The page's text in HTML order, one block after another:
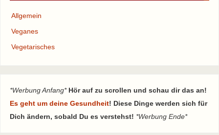
Allgemein
Veganes
Vegetarisches
*Werbung Anfang* Hör auf zu scrollen und schau dir das an!
Es geht um deine Gesundheit! Diese Dinge werden sich für
Dich ändern, sobald Du es verstehst! *Werbung Ende*